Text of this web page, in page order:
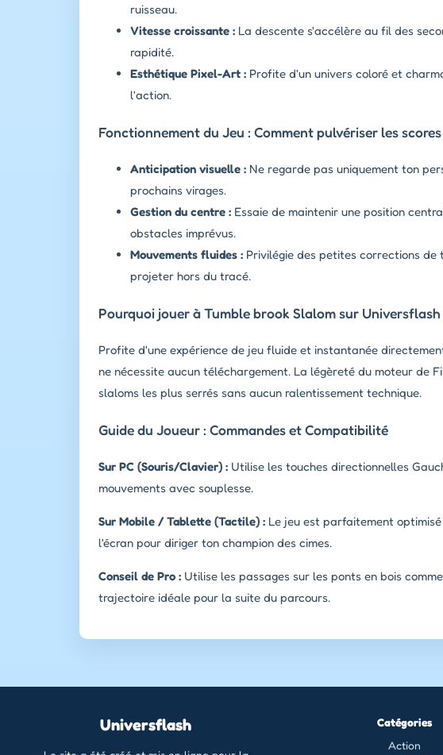
ruisseau.
Vitesse croissante : La descente s'accélère au fil des
rapidité.
Esthétique Pixel-Art : Profite d'un univers coloré et
l'action.
Fonctionnement du Jeu : Comment pulvériser les scores
Anticipation visuelle : Ne regarde pas uniquement ton
prochains virages.
Gestion du centre : Essaie de maintenir une position
obstacles imprévus.
Mouvements fluides : Privilégie des petites corrections
projeter hors du tracé.
Pourquoi jouer à Tumble brook Slalom sur Universflash
Profite d'une expérience de jeu fluide et instantanée
ne nécessite aucun téléchargement. La légèreté du moteur de
slaloms les plus serrés sans aucun ralentissement technique.
Guide du Joueur : Commandes et Compatibilité
Sur PC (Souris/Clavier) : Utilise les touches directionnelles
mouvements avec souplesse.
Sur Mobile / Tablette (Tactile) : Le jeu est parfaitement
l'écran pour diriger ton champion des cimes.
Conseil de Pro : Utilise les passages sur les ponts en bois
trajectoire idéale pour la suite du parcours.
Universflash
Catégories
Action